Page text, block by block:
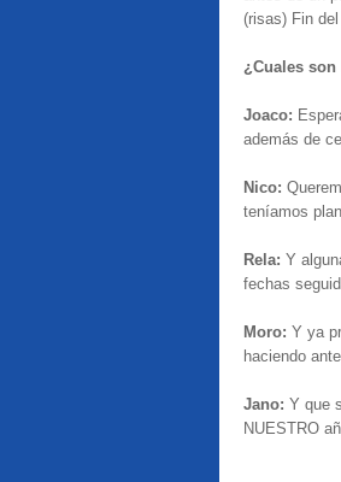
(risas) Fin
¿Cuales son
Joaco:
además de
Nico:
teníamos
Rela: Y
fechas
Moro: Y ya
haciendo
Jano: Y que
NUESTRO